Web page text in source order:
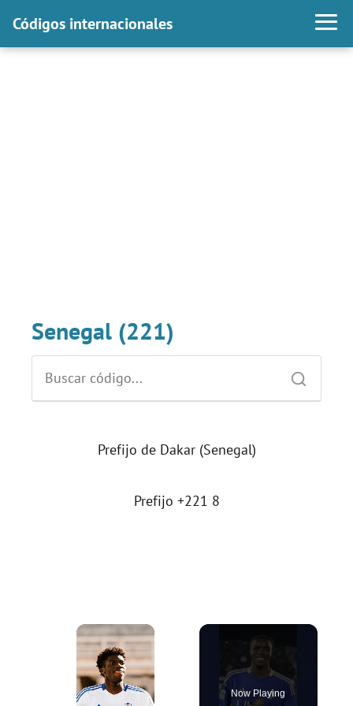
Códigos internacionales
Senegal (221)
Prefijo de Dakar (Senegal)
Prefijo +221 8
×
Now Playing